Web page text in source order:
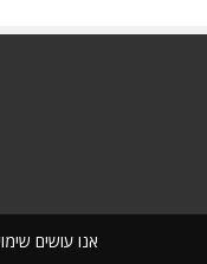
אנו עושים